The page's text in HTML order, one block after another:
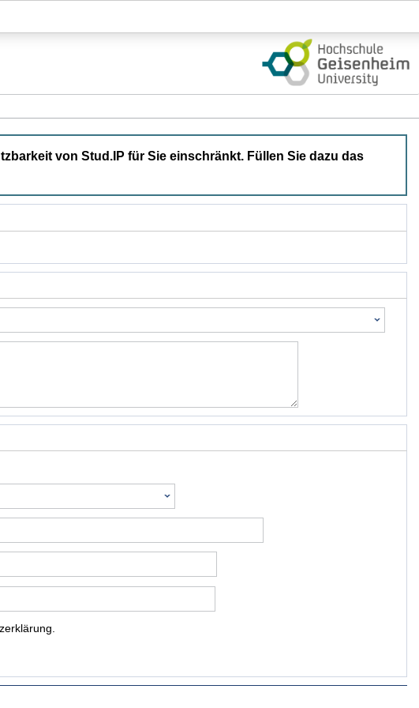
von Stud.IP für Sie einschränkt. Füllen Sie dazu das